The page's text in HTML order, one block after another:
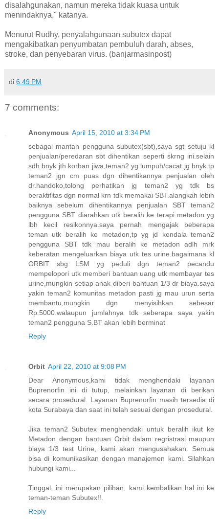
disalahgunakan, namun mereka tidak kuasa untuk
menindaknya," katanya.
Menurut Rudhy, penyalahgunaan subutex dapat
mengakibatkan penyumbatan pembuluh darah, abses,
stroke, dan penyebaran virus. (banjarmasinpost)
di 6:49 PM
7 comments:
Anonymous April 15, 2010 at 3:34 PM
sebagai mantan pengguna subutex(sbt),saya sgt setuju kl
penjualan/peredaran sbt dihentikan seperti skrng ini.selain
sdh bnyk jth korban jiwa,teman2 yg lumpuh/cacat jg bnyk.tp
teman2 jgn cm puas dgn dihentikannya penjualan oleh
dr.handoko,tolong perhatikan jg teman2 yg tdk bs
beraktifitas dgn normal krn tdk memakai SBT.alangkah lebih
baiknya sebelum dihentikannya penjualan SBT teman2
pengguna SBT diarahkan utk beralih ke terapi metadon yg
lbh kecil resikonnya.saya pernah mengajak beberapa
teman utk beralih ke metadon,tp yg jd kendala teman2
pengguna SBT tdk mau beralih ke metadon adlh mrk
keberatan mengeluarkan biaya utk tes urine.bagaimana kl
ORBIT sbg LSM yg peduli dgn teman2 pecandu
mempelopori utk memberi bantuan uang utk membayar tes
urine,mungkin setiap anak diberi bantuan 1/3 dr biaya.saya
yakin teman2 komunitas metadon pasti jg mau urun serta
membantu,mungkin dgn menyisihkan sebesar
Rp.5000.walaupun jumlahnya tdk seberapa saya yakin
teman2 pengguna S.BT akan lebih berminat
Reply
Orbit April 22, 2010 at 9:08 PM
Dear Anonymous,kami tidak menghendaki layanan
Buprenorfin ini di tutup, melainkan layanan di berikan
secara prosedural. Layanan Buprenorfin masih tersedia di
kota Surabaya dan saat ini telah sesuai dengan prosedural.
Jika teman2 Subutex menghendaki untuk beralih ikut ke
Metadon dengan bantuan Orbit dalam regristrasi maupun
biaya 1/3 test Urine, kami akan mengusahakan. Semua
bisa di komunikasikan dengan manajemen kami. Silahkan
hubungi kami...
Tinggal, ini merupakan pilihan, kami kembalikan hal ini ke
teman-teman Subutex!!.
Reply